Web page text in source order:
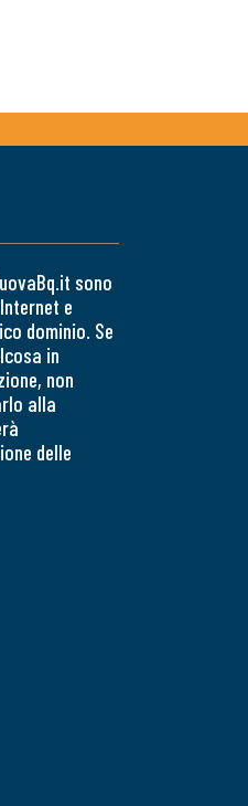
sono
e
dominio. Se
in
non
alla
delle